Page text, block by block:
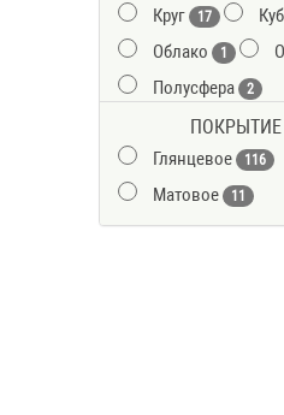
Круг 17
Облако 1
Полусфера 2
Прямоугольник
Ромб 1
Снежинка 2
Флаг
ПОКРЫТИЕ
Глянцевое 116
Матовое 11